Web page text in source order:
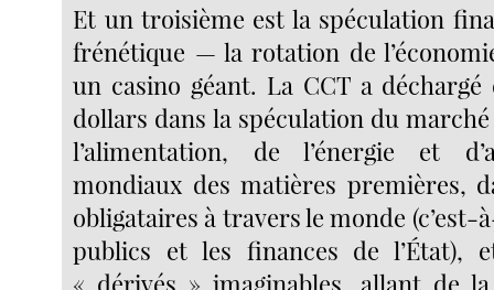
Et un troisième est la spéculation
frénétique — la rotation de
un casino géant. La CCT a
dollars dans la spéculation du
l’alimentation, de l’énergie et
mondiaux des matières premières,
obligataires à travers le monde (c’est-
publics et les finances de l’État),
« dérivés » imaginables, allant de